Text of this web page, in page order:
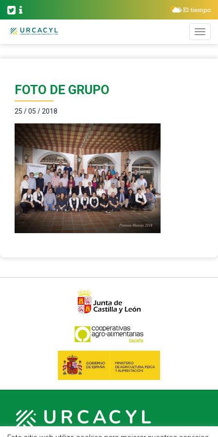
FOTO DE GRUPO
25 / 05 / 2018